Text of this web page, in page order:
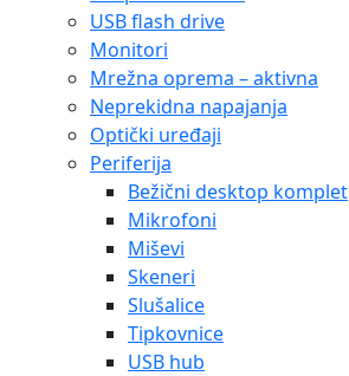
USB flash drive
Monitori
Mrežna oprema – aktivna
Neprekidna napajanja
Optički uređaji
Periferija
Bežični desktop komplet
Mikrofoni
Miševi
Skeneri
Slušalice
Tipkovnice
USB hub